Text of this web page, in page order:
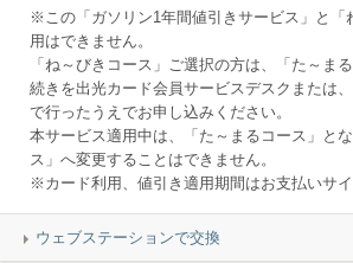
※この「ガソリン1年間値引きサービス」と「
用はできません。
「ね～びきコース」ご選択の方は、「た～ま
続きを出光カード会員サービスデスクまたは
で行ったうえでお申し込みください。
本サービス適用中は、「た～まるコース」と
ス」へ変更することはできません。
※カード利用、値引き適用期間はお支払いサイ
ウェブステーションで交換